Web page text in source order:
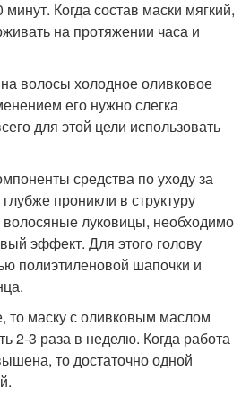
Когда состав маски мягкий,
на протяжении часа и
волосы холодное оливковое
его нужно слегка
для этой цели использовать
средства по уходу за
проникли в структуру
волосяные луковицы, необходимо
эффект. Для этого голову
полиэтиленовой шапочки и
то маску с оливковым маслом
2-3 раза в неделю. Когда работа
то достаточно одной